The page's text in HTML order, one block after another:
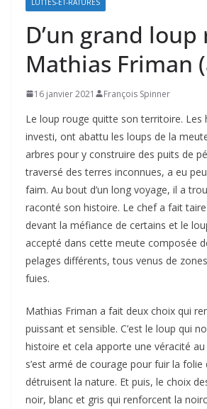
D’un grand loup
Mathias Friman
16 janvier 2021 François Spinner
Le loup rouge quitte son territoire. Les
investi, ont abattu les loups de la
arbres pour y construire des puits de
traversé des terres inconnues, a eu
faim. Au bout d’un long voyage, il a
raconté son histoire. Le chef a fait
devant la méfiance de certains et le
accepté dans cette meute composée
pelages différents, tous venus de
fuies.
Mathias Friman a fait deux choix qui
puissant et sensible. C’est le loup qui
histoire et cela apporte une véracité
s’est armé de courage pour fuir la
détruisent la nature. Et puis, le choix
noir, blanc et gris qui renforcent la